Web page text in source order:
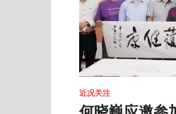
近况关注